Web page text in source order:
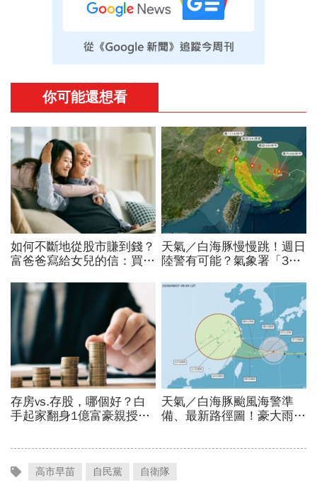
高市早苗 自民黨 自衛隊